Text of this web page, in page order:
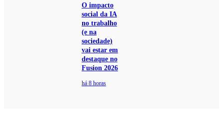
O impacto
social da IA
no trabalho
(e na
sociedade)
vai estar em
destaque no
Fusion 2026
há 8 horas